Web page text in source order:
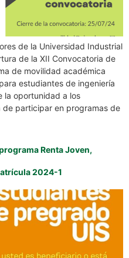
de la Universidad Industrial
de la XII Convocatoria de
de movilidad académica
estudiantes de ingeniería
la oportunidad a los
participar en programas de
Renta Joven,
2024-1